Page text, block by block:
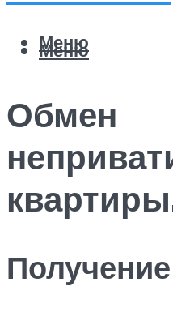
Меню
Меню
Обмен